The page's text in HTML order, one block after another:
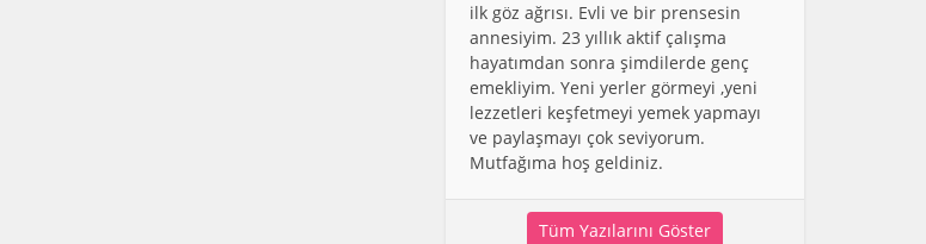
ilk göz ağrısı. Evli ve bir prensesin
annesiyim. 23 yıllık aktif çalışma
hayatımdan sonra şimdilerde genç
emekliyim. Yeni yerler görmeyi ,yeni
lezzetleri keşfetmeyi yemek yapmayı
ve paylaşmayı çok seviyorum.
Mutfağıma hoş geldiniz.
Tüm Yazılarını Göster